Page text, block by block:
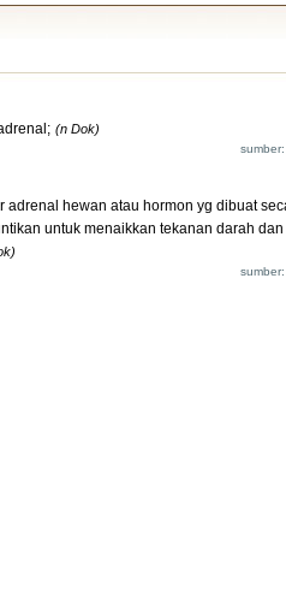
(n Dok)
adrenal hewan atau hormon yg dibuat
untuk menaikkan tekanan darah dan